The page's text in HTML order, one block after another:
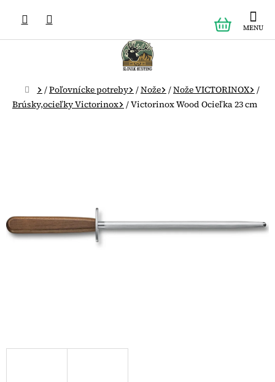
obsah
KOŠÍK
Domov
/Poľovnícke potreby /Nože /Nože VICTORINOX /
Brúsky,ocieľky Victorinox /Victorinox Wood Ocieľka 23 cm